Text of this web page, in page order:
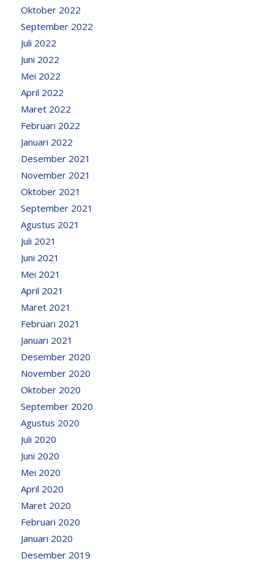
Oktober 2022
September 2022
Juli 2022
Juni 2022
Mei 2022
April 2022
Maret 2022
Februari 2022
Januari 2022
Desember 2021
November 2021
Oktober 2021
September 2021
Agustus 2021
Juli 2021
Juni 2021
Mei 2021
April 2021
Maret 2021
Februari 2021
Januari 2021
Desember 2020
November 2020
Oktober 2020
September 2020
Agustus 2020
Juli 2020
Juni 2020
Mei 2020
April 2020
Maret 2020
Februari 2020
Januari 2020
Desember 2019